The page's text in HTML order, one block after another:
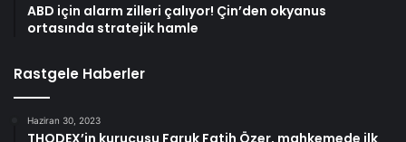
ABD için alarm zilleri çalıyor! Çin’den okyanus
ortasında stratejik hamle
Rastgele Haberler
Haziran 30, 2023
THODEX’in kurucusu Faruk Fatih Özer, mahkemede ilk